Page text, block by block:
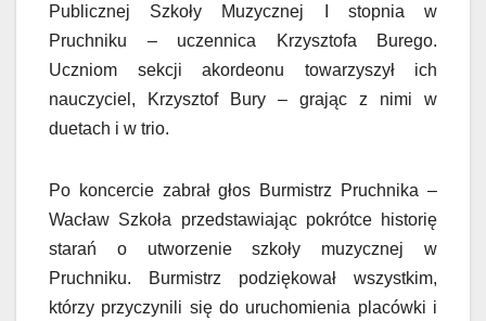
Publicznej Szkoły Muzycznej I stopnia w
Pruchniku – uczennica Krzysztofa Burego.
Uczniom sekcji akordeonu towarzyszył ich
nauczyciel, Krzysztof Bury – grając z nimi w
duetach i w trio.
Po koncercie zabrał głos Burmistrz Pruchnika –
Wacław Szkoła przedstawiając pokrótce historię
starań o utworzenie szkoły muzycznej w
Pruchniku. Burmistrz podziękował wszystkim,
którzy przyczynili się do uruchomienia placówki i